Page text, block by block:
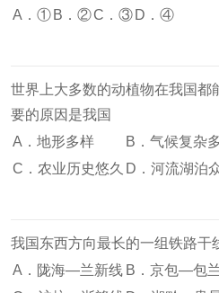
A．① B．②C．③ D．④
世界上大多数的动植物在我国都
要的原因是我国
A．地形多样
B．气候复杂
C．农业历史悠久 D．河流湖泊
我国东西方向最长的一组铁路干
A．陇海—兰新线 B．京包—包